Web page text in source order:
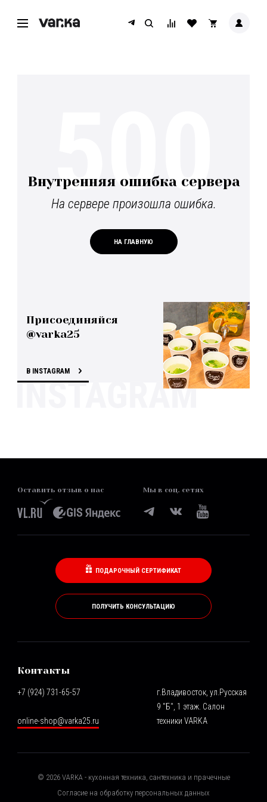
Внутренняя ошибка сервера
На сервере произошла ошибка.
НА ГЛАВНУЮ
500
Присоединяйся
@varka25
В INSTAGRAM
Оставить отзыв о нас Мы в соц. сетях
ПОДАРОЧНЫЙ СЕРТИФИКАТ
ПОЛУЧИТЬ КОНСУЛЬТАЦИЮ
Контакты
+7 (924) 731-65-57
online-shop@varka25.ru
г.Владивосток, ул.Русская
9 "Б", 1 этаж. Салон
техники VARKA
© 2026VARKA - кухонная техника, сантехника и прачечные
Согласие на обработку персональных данных